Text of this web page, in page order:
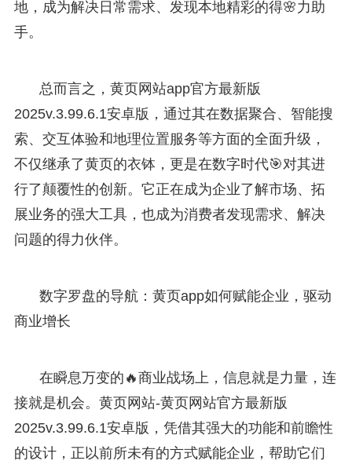
地，成为解决日常需求、发现本地精彩的得🌸力助
手。
总而言之，黄页网站app官方最新版
2025v.3.99.6.1安卓版，通过其在数据聚合、智能搜
索、交互体验和地理位置服务等方面的全面升级，
不仅继承了黄页的衣钵，更是在数字时代🎯对其进
行了颠覆性的创新。它正在成为企业了解市场、拓
展业务的强大工具，也成为消费者发现需求、解决
问题的得力伙伴。
数字罗盘的导航：黄页app如何赋能企业，驱动
商业增长
在瞬息万变的🔥商业战场上，信息就是力量，连
接就是机会。黄页网站-黄页网站官方最新版
2025v.3.99.6.1安卓版，凭借其强大的功能和前瞻性
的设计，正以前所未有的方式赋能企业，帮助它们